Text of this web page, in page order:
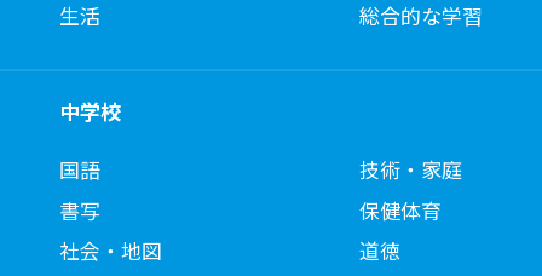
生活
総合的な学習
中学校
国語
書写
社会・地図
技術・家庭
保健体育
道徳